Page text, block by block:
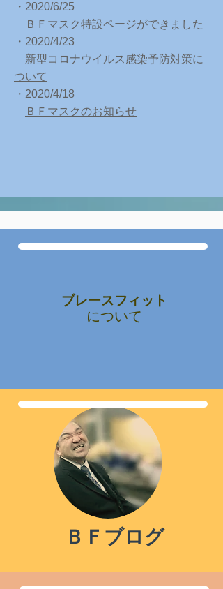
・2020/6/25
ＢＦマスク特設ページができました
・2020/4/23
新型コロナウイルス感染予防対策に
ついて
・2020/4/18
ＢＦマスクのお知らせ
ブレースフィット
​について
ＢＦ ブログ